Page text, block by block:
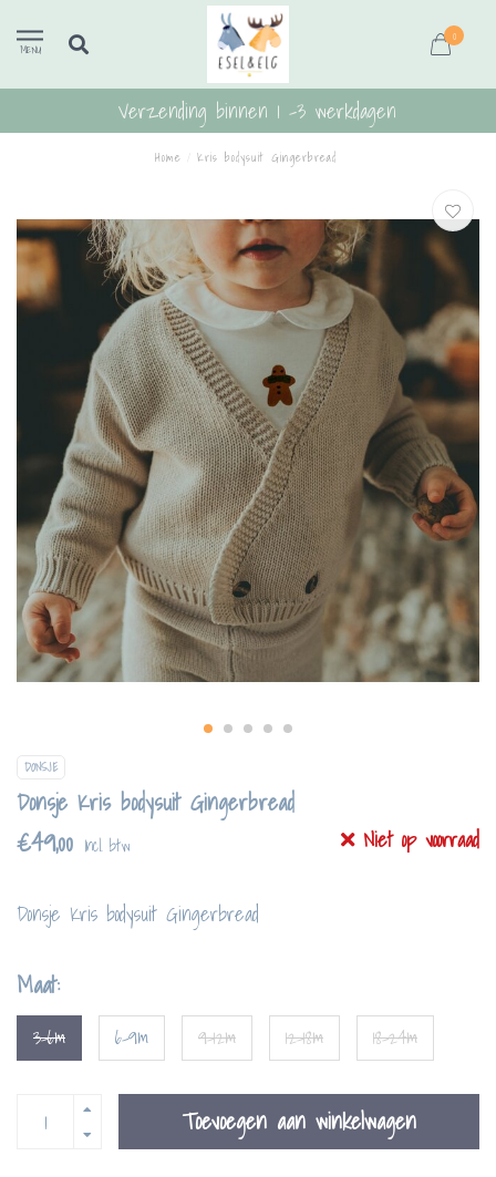
MENU
0
Verzending binnen 1 -3 werkdagen
Home Kris bodysuit Gingerbread
DONSJE
Donsje Kris bodysuit Gingerbread
€49,00 Incl. btw Niet op voorraad
Donsje Kris bodysuit Gingerbread
Maat:
3-6m 6-9m 9-12m 12-18m 18-24m
Toevoegen aan winkelwagen